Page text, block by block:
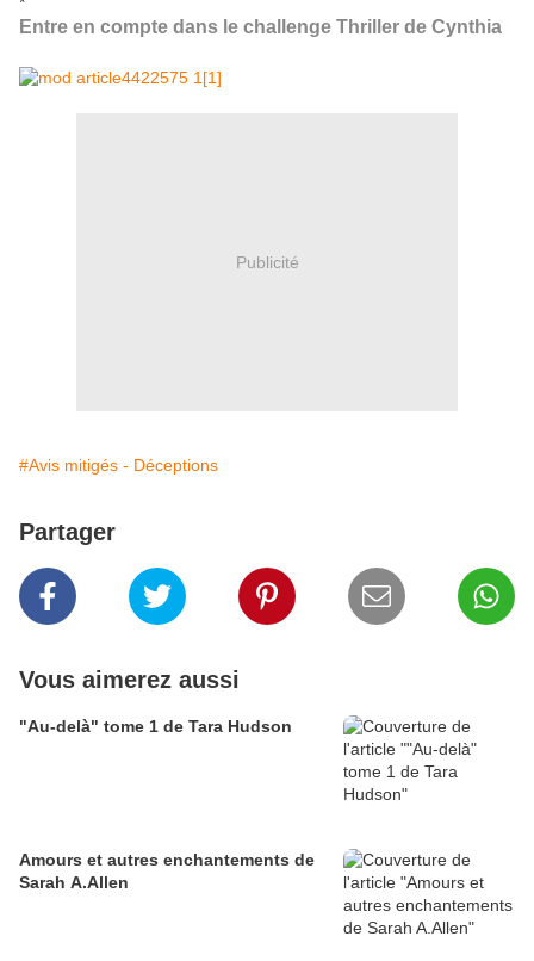
Entre en compte dans le challenge Thriller de Cynthia
Publicité
#Avis mitigés - Déceptions
Partager
Vous aimerez aussi
"Au-delà" tome 1 de Tara Hudson
Amours et autres enchantements de
Sarah A.Allen